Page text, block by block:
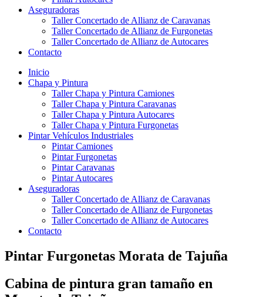
Aseguradoras
Taller Concertado de Allianz de Caravanas
Taller Concertado de Allianz de Furgonetas
Taller Concertado de Allianz de Autocares
Contacto
Inicio
Chapa y Pintura
Taller Chapa y Pintura Camiones
Taller Chapa y Pintura Caravanas
Taller Chapa y Pintura Autocares
Taller Chapa y Pintura Furgonetas
Pintar Vehículos Industriales
Pintar Camiones
Pintar Furgonetas
Pintar Caravanas
Pintar Autocares
Aseguradoras
Taller Concertado de Allianz de Caravanas
Taller Concertado de Allianz de Furgonetas
Taller Concertado de Allianz de Autocares
Contacto
Pintar Furgonetas Morata de Tajuña
Cabina de pintura gran tamaño en